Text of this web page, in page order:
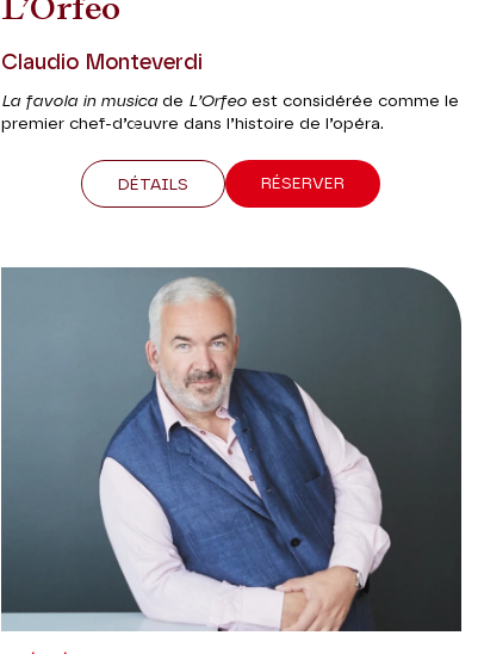
Claudio Monteverdi
La favola in musica de L’Orfeo est considérée comme le
premier chef-d’œuvre dans l’histoire de l’opéra.
DÉTAILS RÉSERVER